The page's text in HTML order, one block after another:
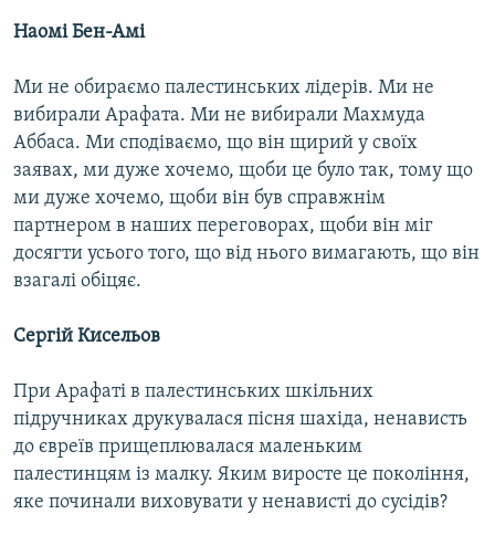
Наомі Бен-Амі
Ми не обираємо палестинських лідерів. Ми не
вибирали Арафата. Ми не вибирали Махмуда
Аббаса. Ми сподіваємо, що він щирий у своїх
заявах, ми дуже хочемо, щоби це було так, тому що
ми дуже хочемо, щоби він був справжнім
партнером в наших переговорах, щоби він міг
досягти усього того, що від нього вимагають, що він
взагалі обіцяє.
Сергій Кисельов
При Арафаті в палестинських шкільних
підручниках друкувалася пісня шахіда, ненависть
до євреїв прищеплювалася маленьким
палестинцям із малку. Яким виросте це покоління,
яке починали виховувати у ненависті до сусідів?